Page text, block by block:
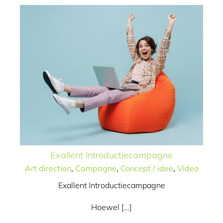
Exallent Introductiecampagne
Art direction, Campagne, Concept / idee, Video
Exallent Introductiecampagne
Hoewel […]